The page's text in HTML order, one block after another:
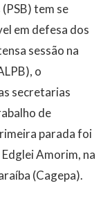
tem se
em defesa dos
sessão na
o
secretarias
de
parada foi
Amorim, na
(Cagepa).